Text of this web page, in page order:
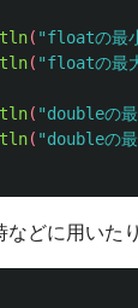
( "floatの最
( "floatの最
( "doubleの
( "doubleの
どに用いた